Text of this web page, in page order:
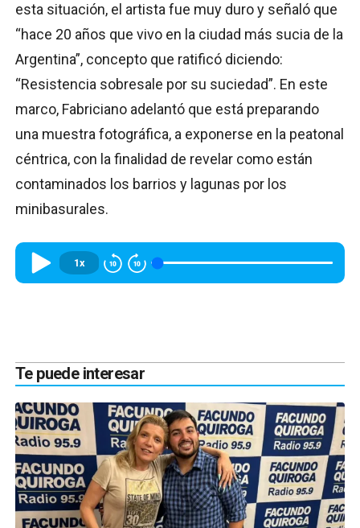
esta situación, el artista fue muy duro y señaló que
“hace 20 años que vivo en la ciudad más sucia de la
Argentina”, concepto que ratificó diciendo:
“Resistencia sobresale por su suciedad”. En este
marco, Fabriciano adelantó que está preparando
una muestra fotográfica, a exponerse en la peatonal
céntrica, con la finalidad de revelar como están
contaminados los barrios y lagunas por los
minibasurales.
1x
Te puede interesar